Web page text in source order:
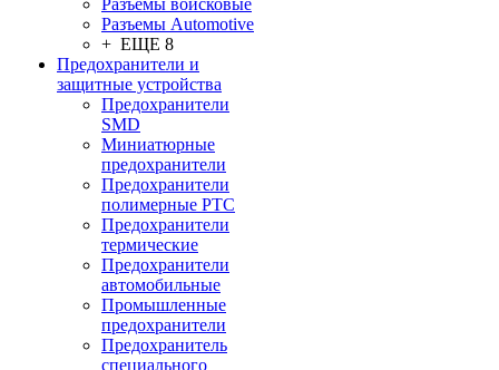
Разъемы войсковые
Разъeмы Automotive
+ ЕЩЕ 8
Предохранители и
защитные устройства
Предохранители
SMD
Миниатюрные
предохранители
Предохранители
полимерные PTC
Предохранители
термические
Предохранители
автомобильные
Промышленные
предохранители
Предохранитель
специального